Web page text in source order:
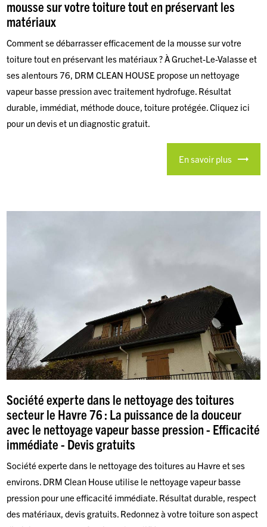
mousse sur votre toiture tout en préservant les
matériaux
Comment se débarrasser efficacement de la mousse sur votre
toiture tout en préservant les matériaux ? À Gruchet-Le-Valasse et
ses alentours 76, DRM CLEAN HOUSE propose un nettoyage
vapeur basse pression avec traitement hydrofuge. Résultat
durable, immédiat, méthode douce, toiture protégée. Cliquez ici
pour un devis et un diagnostic gratuit.
En savoir plus
Société experte dans le nettoyage des toitures
secteur le Havre 76 : La puissance de la douceur
avec le nettoyage vapeur basse pression - Efficacité
immédiate - Devis gratuits
Société experte dans le nettoyage des toitures au Havre et ses
environs. DRM Clean House utilise le nettoyage vapeur basse
pression pour une efficacité immédiate. Résultat durable, respect
des matériaux, devis gratuits. Redonnez à votre toiture son aspect